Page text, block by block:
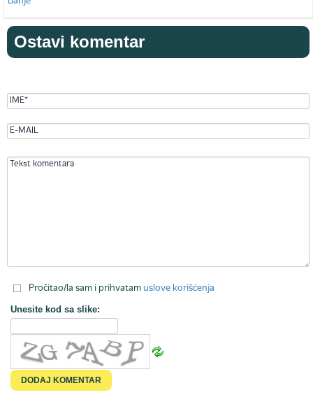
Ostavi komentar
Pročitao/la sam i prihvatam uslove korišćenja
Unesite kod sa slike: